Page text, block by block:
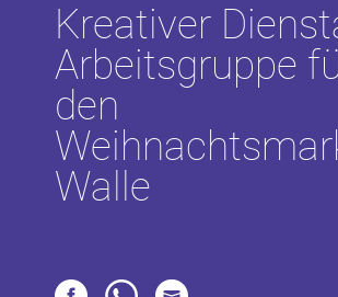
Kreativer
Arbeitsgruppe
den
Walle